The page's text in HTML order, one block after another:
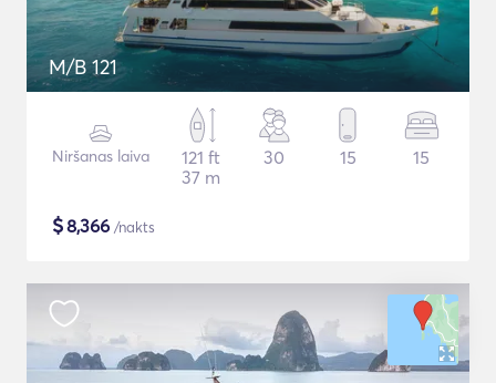
M/B 121
Niršanas laiva
121 ft
37 m
30 15 15
$8,366 /nakts